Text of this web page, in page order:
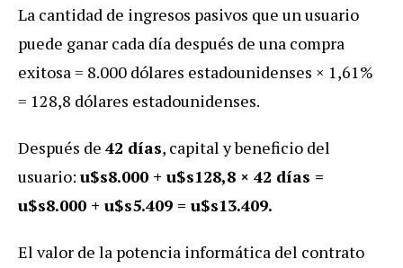
La cantidad de ingresos pasivos que un usuario
puede ganar cada día después de una compra
exitosa = 8.000 dólares estadounidenses × 1,61%
= 128,8 dólares estadounidenses.
Después de 42 días, capital y beneficio del
usuario: u$s8.000 + u$s128,8 × 42 días =
u$s8.000 + u$s5.409 = u$s13.409.
El valor de la potencia informática del contrato